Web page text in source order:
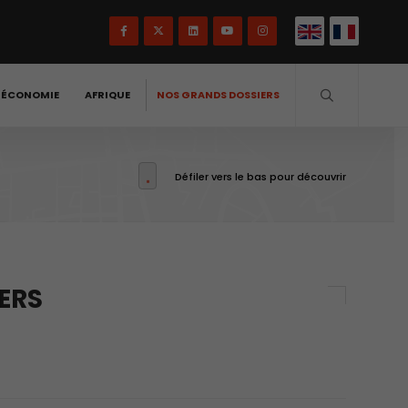
AFRIQUE NOS GRANDS DOSSIERS
Défiler vers le bas pour découvrir